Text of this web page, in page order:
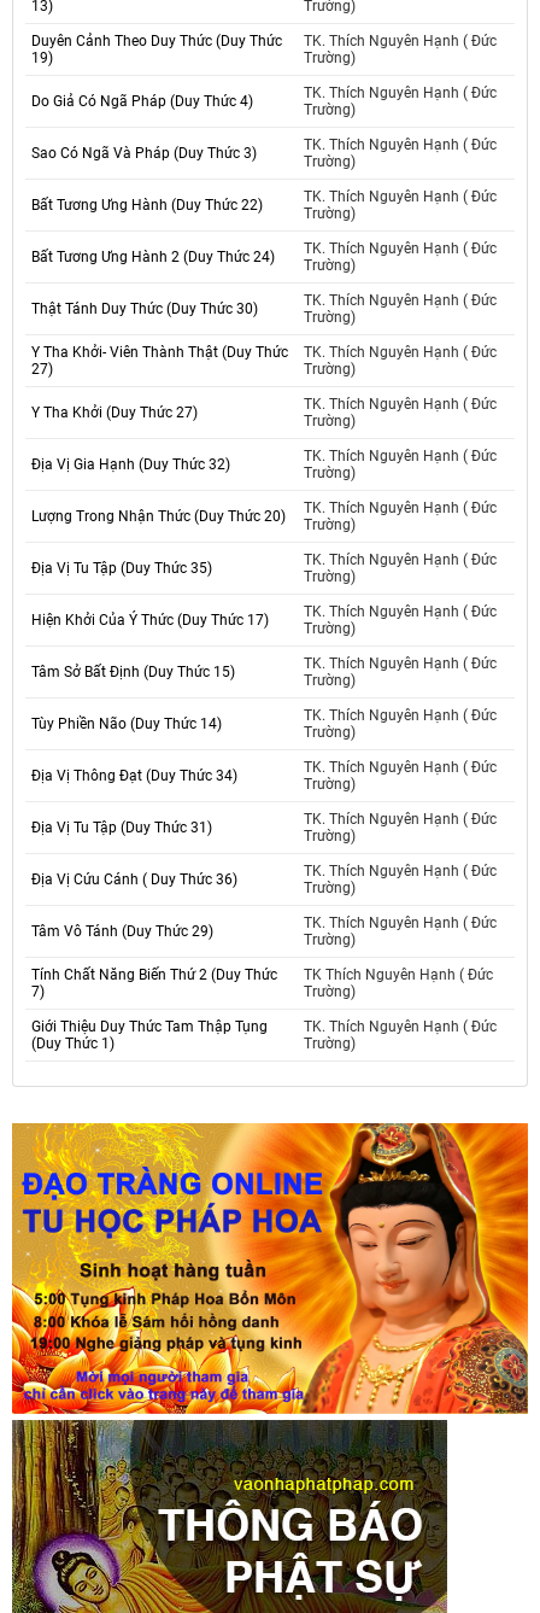
13) Trường)
Duyên Cảnh Theo Duy Thức (Duy Thức
19)
TK. Thích Nguyên Hạnh ( Đức
Trường)
Do Giả Có Ngã Pháp (Duy Thức 4)
TK. Thích Nguyên Hạnh ( Đức
Trường)
Sao Có Ngã Và Pháp (Duy Thức 3)
TK. Thích Nguyên Hạnh ( Đức
Trường)
Bất Tương Ưng Hành (Duy Thức 22)
TK. Thích Nguyên Hạnh ( Đức
Trường)
Bất Tương Ưng Hành 2 (Duy Thức 24)
TK. Thích Nguyên Hạnh ( Đức
Trường)
Thật Tánh Duy Thức (Duy Thức 30)
TK. Thích Nguyên Hạnh ( Đức
Trường)
Y Tha Khởi- Viên Thành Thật (Duy Thức
27)
TK. Thích Nguyên Hạnh ( Đức
Trường)
Y Tha Khởi (Duy Thức 27)
TK. Thích Nguyên Hạnh ( Đức
Trường)
Địa Vị Gia Hạnh (Duy Thức 32)
TK. Thích Nguyên Hạnh ( Đức
Trường)
Lượng Trong Nhận Thức (Duy Thức 20)
TK. Thích Nguyên Hạnh ( Đức
Trường)
Địa Vị Tu Tập (Duy Thức 35)
TK. Thích Nguyên Hạnh ( Đức
Trường)
Hiện Khởi Của Ý Thức (Duy Thức 17)
TK. Thích Nguyên Hạnh ( Đức
Trường)
Tâm Sở Bất Định (Duy Thức 15)
TK. Thích Nguyên Hạnh ( Đức
Trường)
Tùy Phiền Não (Duy Thức 14)
TK. Thích Nguyên Hạnh ( Đức
Trường)
Địa Vị Thông Đạt (Duy Thức 34)
TK. Thích Nguyên Hạnh ( Đức
Trường)
Địa Vị Tu Tập (Duy Thức 31)
TK. Thích Nguyên Hạnh ( Đức
Trường)
Địa Vị Cứu Cánh ( Duy Thức 36)
TK. Thích Nguyên Hạnh ( Đức
Trường)
Tâm Vô Tánh (Duy Thức 29)
TK. Thích Nguyên Hạnh ( Đức
Trường)
Tính Chất Năng Biến Thứ 2 (Duy Thức
7)
TK Thích Nguyên Hạnh ( Đức
Trường)
Giới Thiệu Duy Thức Tam Thập Tụng
(Duy Thức 1)
TK. Thích Nguyên Hạnh ( Đức
Trường)